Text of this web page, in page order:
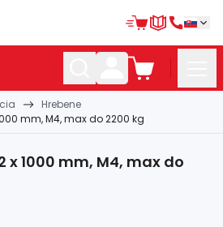
Hrebene
mm, M4, max do 2200 kg
x 1000 mm, M4, max do